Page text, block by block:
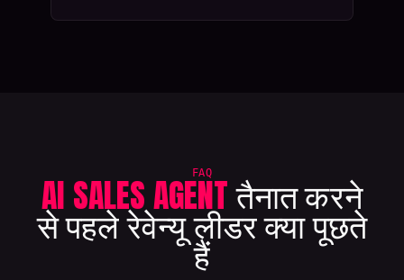
FAQ
AI SALES AGENTतैनात करने
से पहले रेवेन्यू लीडर क्या पूछते
हैं